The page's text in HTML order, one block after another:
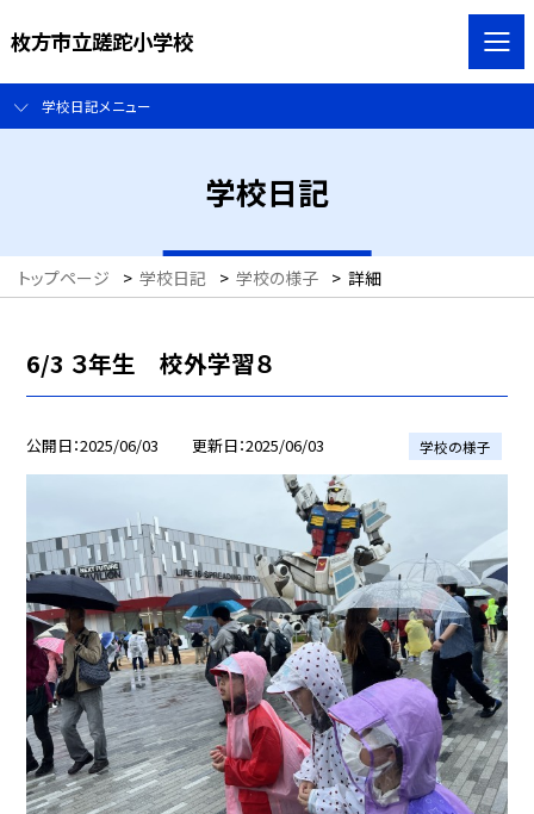
枚方市立蹉跎小学校
学校日記メニュー
学校日記
トップページ > 学校日記 > 学校の様子 > 詳細
6/3 ３年生 校外学習８
公開日 2025/06/03 更新日 2025/06/03 学校の様子